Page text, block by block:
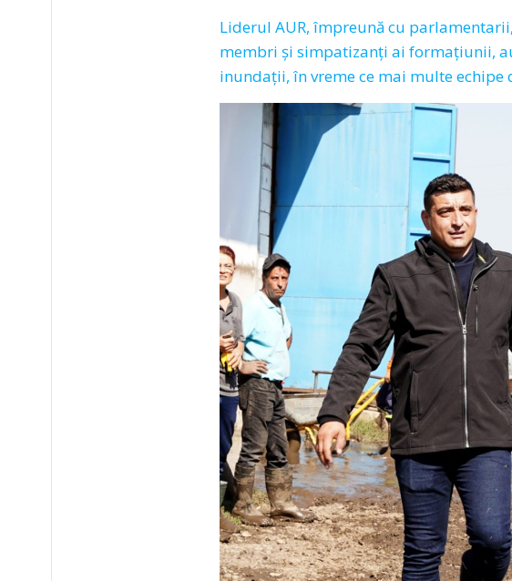
Liderul AUR, împreună cu
membri și simpatizanți ai formațiunii,
inundații, în vreme ce mai multe